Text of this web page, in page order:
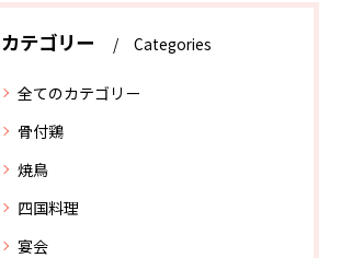
カテゴリー Categories
全てのカテゴリー
骨付鶏
焼鳥
四国料理
宴会